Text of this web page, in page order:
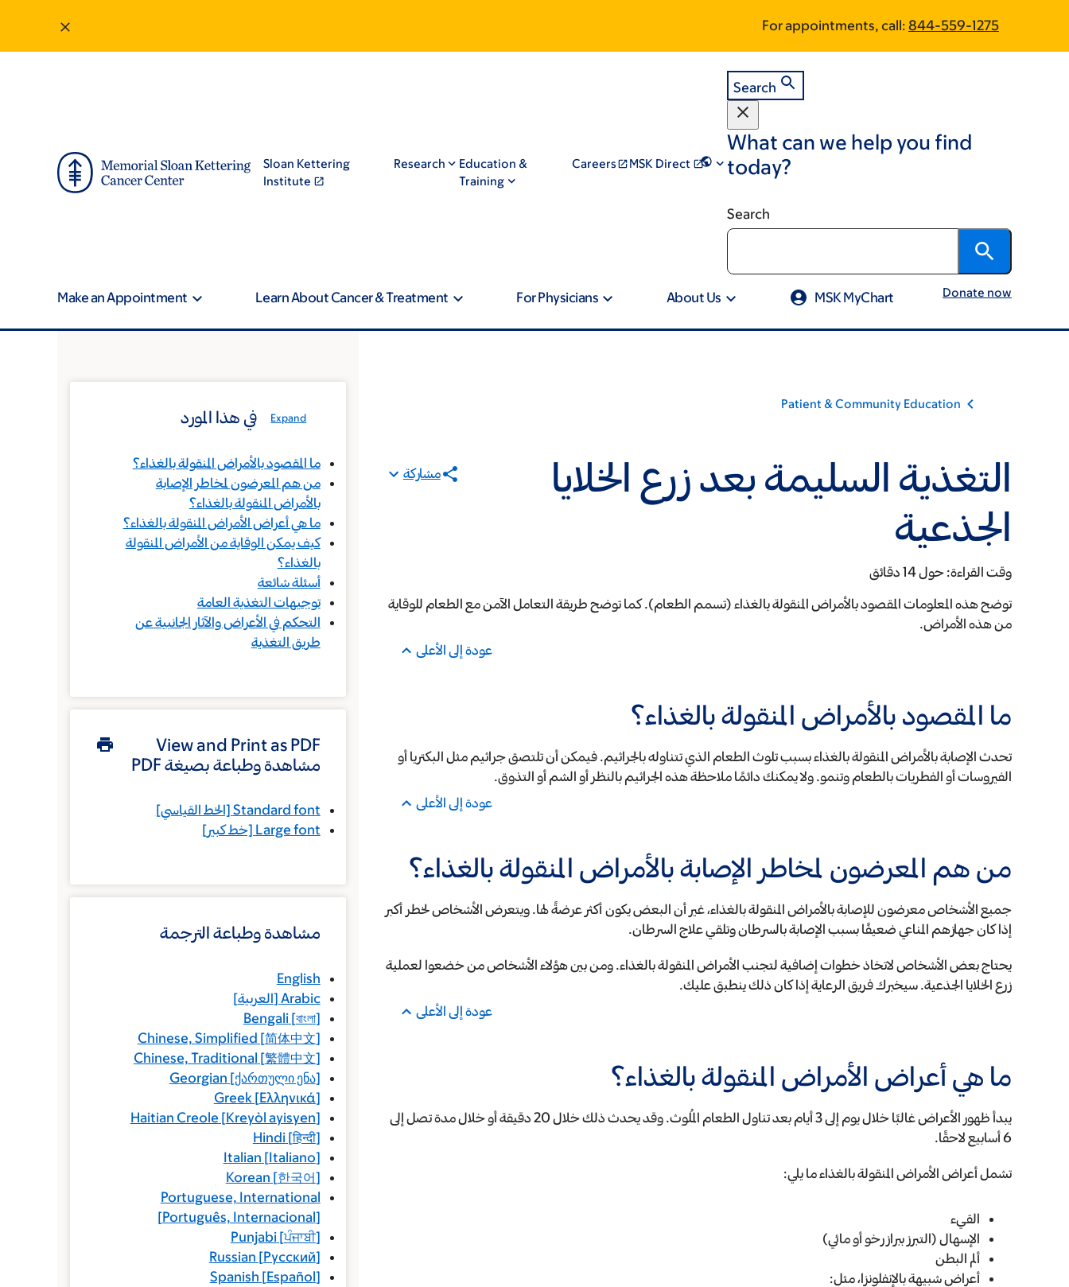
main
footer
For appointments, call: 844-559-1275
Sloan Kettering
Institute
Research
Education &
Training
Careers MSK Direct
Search
What can we help you find
today?
Search
Make an Appointment Learn About Cancer & Treatment For Physicians About Us MSK MyChart Donate now
Patient & Community Education
التغذية السليمة بعد زرع الخلايا
الجذعية
مشاركة
وقت القراءة: حول 14 دقائق
توضح هذه المعلومات المقصود بالأمراض المنقولة بالغذاء (تسمم الطعام). كما توضح طريقة التعامل الآمن مع الطعام للوقاية
من هذه الأمراض.
عودة إلى الأعلى
ما المقصود بالأمراض المنقولة بالغذاء؟
تحدث الإصابة بالأمراض المنقولة بالغذاء بسبب تلوث الطعام الذي تتناوله بالجراثيم. فيمكن أن تلتصق جراثيم مثل البكتريا أو
الفيروسات أو الفطريات بالطعام وتنمو. ولا يمكنك دائمًا ملاحظة هذه الجراثيم بالنظر أو الشم أو التذوق.
عودة إلى الأعلى
من هم المعرضون لمخاطر الإصابة بالأمراض المنقولة بالغذاء؟
جميع الأشخاص معرضون للإصابة بالأمراض المنقولة بالغذاء، غير أن البعض يكون أكثر عرضةً لها. ويتعرض الأشخاص لخطر أكبر
إذا كان جهازهم المناعي ضعيفًا بسبب الإصابة بالسرطان وتلقي علاج السرطان.
يحتاج بعض الأشخاص لاتخاذ خطوات إضافية لتجنب الأمراض المنقولة بالغذاء. ومن بين هؤلاء الأشخاص من خضعوا لعملية
زرع الخلايا الجذعية. سيخبرك فريق الرعاية إذا كان ذلك ينطبق عليك.
عودة إلى الأعلى
ما هي أعراض الأمراض المنقولة بالغذاء؟
يبدأ ظهور الأعراض غالبًا خلال يوم إلى 3 أيام بعد تناول الطعام المُلوث. وقد يحدث ذلك خلال 20 دقيقة أو خلال مدة تصل إلى
6 أسابيع لاحقًا.
تشمل أعراض الأمراض المنقولة بالغذاء ما يلي:
القيء
الإسهال (التبرز ببراز رخو أو مائي)
ألم البطن
أعراض شبيهة بالإنفلونزا، مثل:
Expand في هذا المورد
ما المقصود بالأمراض المنقولة بالغذاء؟
من هم المعرضون لمخاطر الإصابة
بالأمراض المنقولة بالغذاء؟
ما هي أعراض الأمراض المنقولة بالغذاء؟
كيف يمكن الوقاية من الأمراض المنقولة
بالغذاء؟
أسئلة شائعة
توجيهات التغذية العامة
التحكم في الأعراض والآثار الجانبية عن
طريق التغذية
View and Print as PDF
مشاهدة وطباعة بصيغة PDF
Standard font [الخط القياسي]
Large font [خط كبير]
مشاهدة وطباعة الترجمة
English
Arabic
[العربية]
Bengali[বাংলা]
Chinese, Simplified [简体中文]
Chinese, Traditional [繁體中文]
Georgian [ქართული ენა]
Greek[Ελληνικά]
Haitian Creole [Kreyòl ayisyen]
Hindi[हिन्दी]
Italian [Italiano]
Korean [한국어]
Portuguese, International
[Português, Internacional]
Punjabi[ਪੰਜਾਬੀ]
Russian [Русский]
Spanish [Español]